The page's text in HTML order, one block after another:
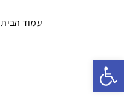
פתח סרגל נגישות
עמוד הבית